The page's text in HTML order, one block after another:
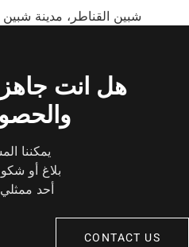
شبين القناطر، مدينة شبين
هل انت
يمكننا
بلاغ أو
أحد
CONTACT US